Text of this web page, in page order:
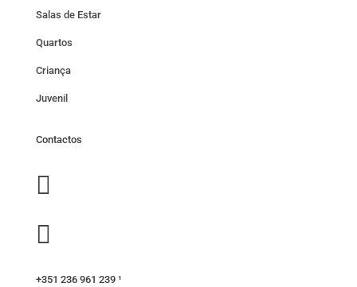
Salas de Estar
Quartos
Criança
Juvenil
Contactos


+351 236 961 239 ¹